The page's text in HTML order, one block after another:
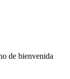
de bienvenida